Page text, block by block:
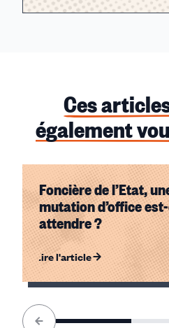
Ces
également
Foncière de l’Etat,
mutation d’office
attendre ?
Lire l'article